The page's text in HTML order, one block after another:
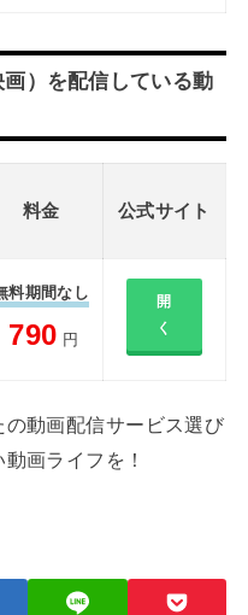
）を配信している動
料金 公式サイト
料期間なし
790 円
開
く
動画配信サービス選び
画ライフを！